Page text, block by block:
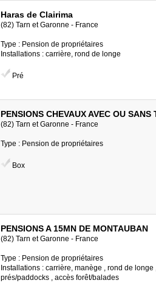
Haras de Clairima
(82) Tarn et Garonne - France
Type : Pension de propriétaires
Installations : carrière, rond de longe
Pré
PENSIONS CHEVAUX AVEC OU SANS
(82) Tarn et Garonne - France
Type : Pension de propriétaires
Box
PENSIONS A 15MN DE MONTAUBAN
(82) Tarn et Garonne - France
Type : Pension de propriétaires
Installations : carrière, manège , rond de longe ,
prés/paddocks , accès forêt/balades